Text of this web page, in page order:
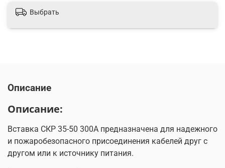
Выбрать
Описание
Описание:
Вставка СКР 35-50 300А предназначена для надежного
и пожаробезопасного присоединения кабелей друг с
другом или к источнику питания.